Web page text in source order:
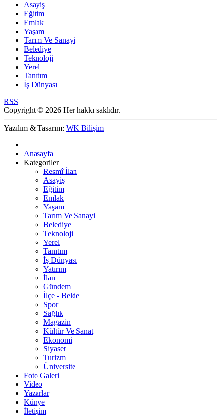
Asayiş
Eğitim
Emlak
Yaşam
Tarım Ve Sanayi
Belediye
Teknoloji
Yerel
Tanıtım
İş Dünyası
RSS
Copyright © 2026 Her hakkı saklıdır.
Yazılım & Tasarım: WK Bilişim
Anasayfa
Kategoriler
Resmî İlan
Asayiş
Eğitim
Emlak
Yaşam
Tarım Ve Sanayi
Belediye
Teknoloji
Yerel
Tanıtım
İş Dünyası
Yatırım
İlan
Gündem
İlçe - Belde
Spor
Sağlık
Magazin
Kültür Ve Sanat
Ekonomi
Siyaset
Turizm
Üniversite
Foto Galeri
Video
Yazarlar
Künye
İletişim